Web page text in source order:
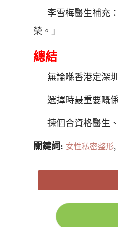
李雪梅醫生補充
榮。」
總結
無論喺香港定深
選擇時最重要嘅
揀個合資格醫生
關鍵詞: 女性私密整形